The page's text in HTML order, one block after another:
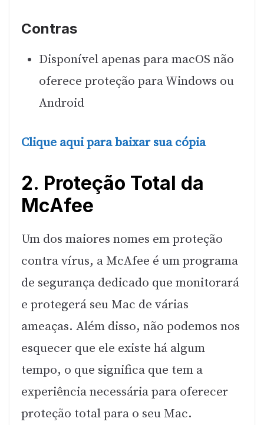
Contras
Disponível apenas para macOS não
oferece proteção para Windows ou
Android
Clique aqui para baixar sua cópia
2. Proteção Total da
McAfee
Um dos maiores nomes em proteção
contra vírus, a McAfee é um programa
de segurança dedicado que monitorará
e protegerá seu Mac de várias
ameaças. Além disso, não podemos nos
esquecer que ele existe há algum
tempo, o que significa que tem a
experiência necessária para oferecer
proteção total para o seu Mac.